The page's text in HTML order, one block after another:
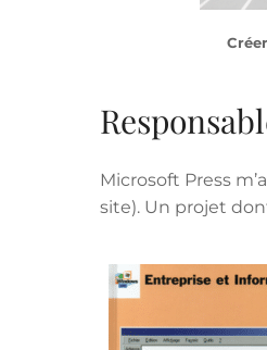
Microsoft Press
site). Un projet